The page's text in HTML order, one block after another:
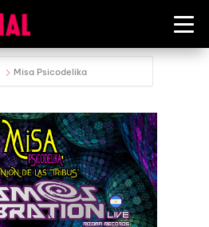
Misa Psicodelika